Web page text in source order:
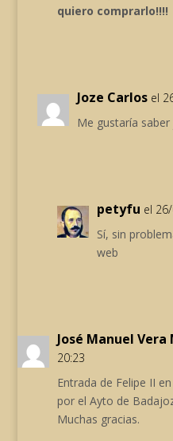
quiero comprarlo!!!!
Joze Carlos el
Me gustaría
petyfu el
Sí, sin
web
José Manuel Vera
20:23
Entrada de Felipe II
por el Ayto de
Muchas gracias.